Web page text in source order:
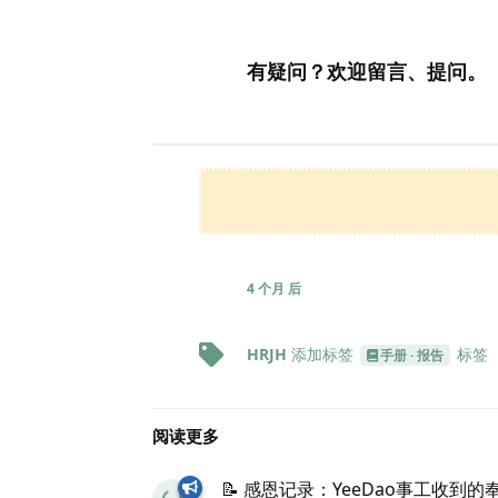
有疑问？欢迎留言、提问。
4 个月 后
HRJH 添加标签 手册 · 报告 标签
阅读更多
📝 感恩记录：YeeDao事工收到的